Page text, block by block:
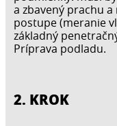
a zbavený prachu
postupe (meranie
základný
Príprava podladu.
2. KROK